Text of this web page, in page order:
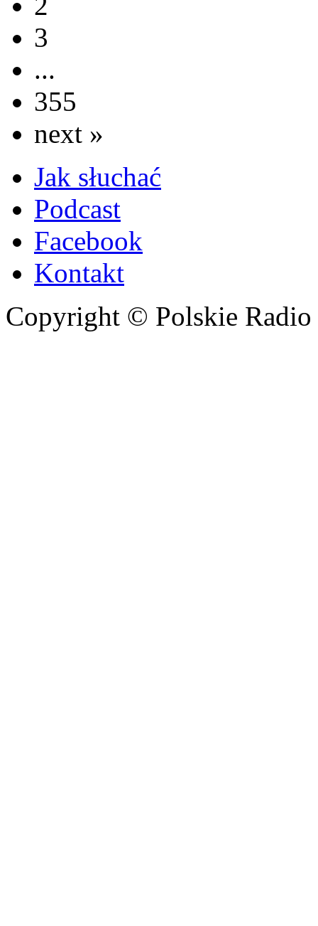
3
...
355
next »
Jak słuchać
Podcast
Facebook
Kontakt
Copyright © Polskie